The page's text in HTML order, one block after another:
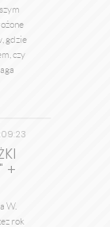
gdzie
czy
+
W.
rok